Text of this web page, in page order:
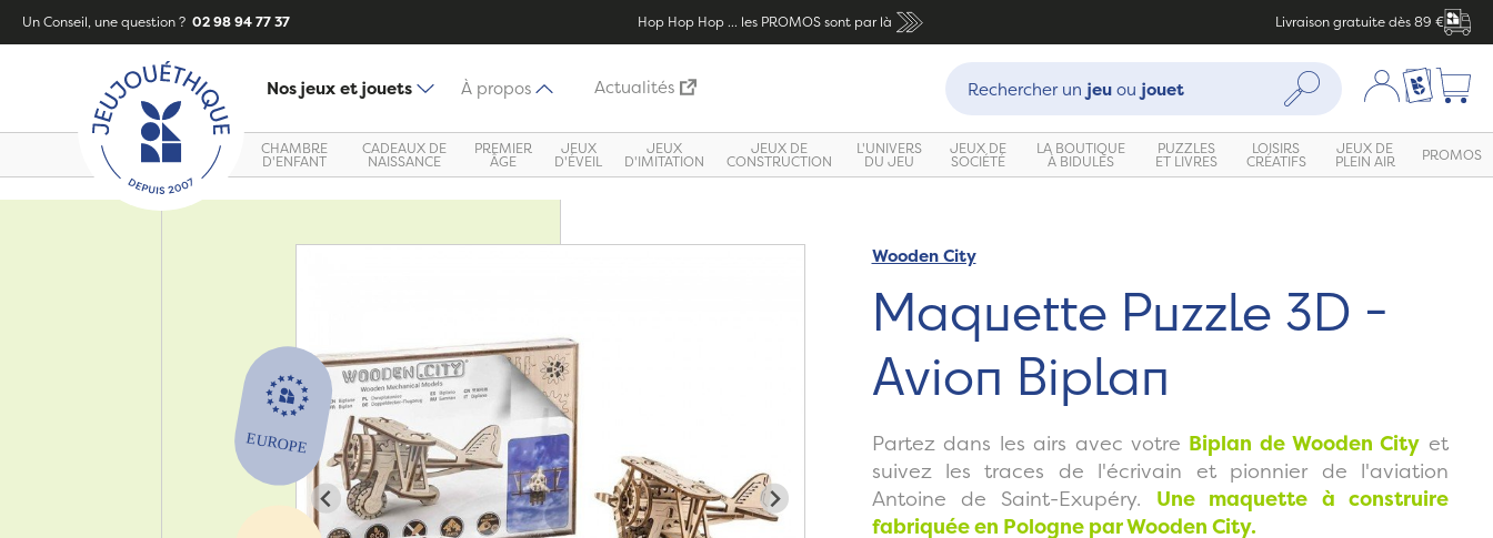
Un Conseil, une question ? 02 98 94 77 37 Hop Hop Hop ... les PROMOS sont par là Livraison gratuite dès 89 €
Nos jeux et jouets À propos Actualités
Recherche :
Rechercher un jeuou jouet Rechercher Mon compte
Ma liste
CHAMBRE
D'ENFANT
CADEAUX DE
NAISSANCE
PREMIER
ÂGE
JEUX
D'ÉVEIL
JEUX
D'IMITATION
JEUX DE
CONSTRUCTION
L'UNIVERS
DU JEU
JEUX DE
SOCIÉTÉ
LA BOUTIQUE
À BIDULES
PUZZLES
ET LIVRES
LOISIRS
CRÉATIFS
JEUX DE
PLEIN AIR PROMOS
ZoomWooden City
Maquette Puzzle 3D -
Avion Biplan
Partez dans les airs avec votre Biplan de Wooden City et
suivez les traces de l'écrivain et pionnier de l'aviation
Antoine de Saint-Exupéry. Une maquette à construire
fabriquée en Pologne par Wooden City.